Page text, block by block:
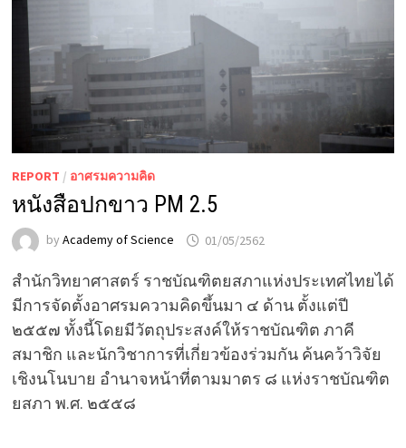
REPORT / อาศรมความคิด
หนังสือปกขาว PM 2.5
by Academy of Science 01/05/2562
สำนักวิทยาศาสตร์ ราชบัณฑิตยสภาแห่งประเทศไทยได้
มีการจัดตั้งอาศรมความคิดขึ้นมา ๔ ด้าน ตั้งแต่ปี
๒๕๕๗ ทั้งนี้โดยมีวัตถุประสงค์ให้ราชบัณฑิต ภาคี
สมาชิก และนักวิชาการที่เกี่ยวข้องร่วมกัน ค้นคว้าวิจัย
เชิงนโนบาย อำนาจหน้าที่ตามมาตร ๘ แห่งราชบัณฑิต
ยสภา พ.ศ. ๒๕๕๘